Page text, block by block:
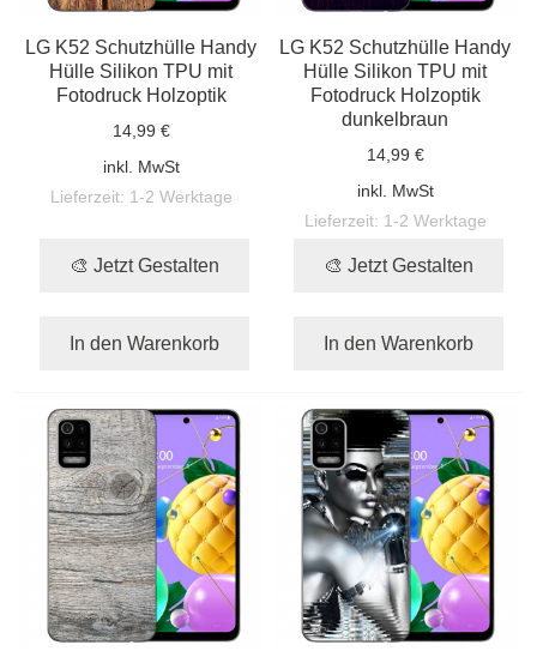
LG K52 Schutzhülle Handy
Hülle Silikon TPU mit
Fotodruck Holzoptik
14,99 €
inkl. MwSt
Lieferzeit: 1-2 Werktage
🎨 Jetzt Gestalten
In den Warenkorb
LG K52 Schutzhülle Handy
Hülle Silikon TPU mit
Fotodruck Holzoptik
dunkelbraun
14,99 €
inkl. MwSt
Lieferzeit: 1-2 Werktage
🎨 Jetzt Gestalten
In den Warenkorb